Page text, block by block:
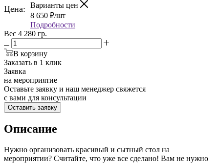
Цена:
Варианты цен
8 650 ₽/шт
Подробности
Вес 4 280 гр.
В корзину
Заказать в 1 клик
Заявка
на мероприятие
Оставьте заявку и наш менеджер свяжется
с вами для консультации
Оставить заявку
Описание
Нужно организовать красивый и сытный стол на
мероприятии? Считайте, что уже все сделано! Вам не нужно